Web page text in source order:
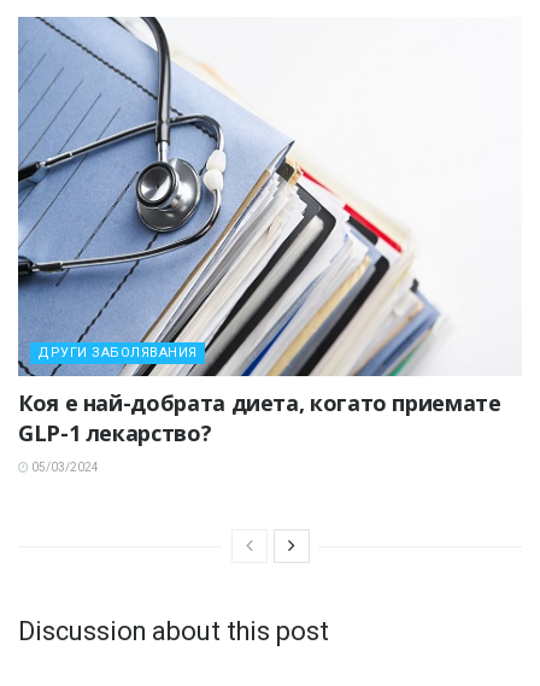
ДРУГИ ЗАБОЛЯВАНИЯ
Коя е най-добрата диета, когато приемате
GLP-1 лекарство?
05/03/2024
Discussion about this post